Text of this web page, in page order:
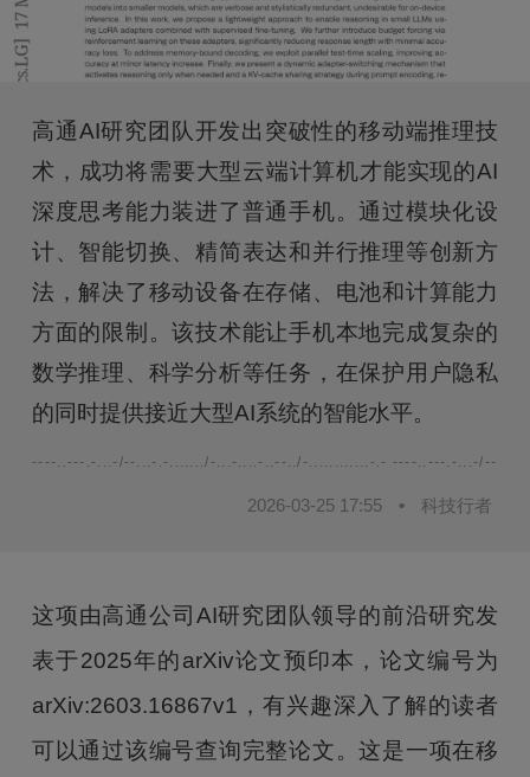
高通AI研究团队开发出突破性的移动端推理技
术，成功将需要大型云端计算机才能实现的AI
深度思考能力装进了普通手机。通过模块化设
计、智能切换、精简表达和并行推理等创新方
法，解决了移动设备在存储、电池和计算能力
方面的限制。该技术能让手机本地完成复杂的
数学推理、科学分析等任务，在保护用户隐私
的同时提供接近大型AI系统的智能水平。
----..---.-...-/--...-.-......./-...-....-..--../-............-.- ----..---.-...-/--
2026-03-25 17:55 • 科技行者
这项由高通公司AI研究团队领导的前沿研究发
表于2025年的arXiv论文预印本，论文编号为
arXiv:2603.16867v1，有兴趣深入了解的读者
可以通过该编号查询完整论文。这是一项在移